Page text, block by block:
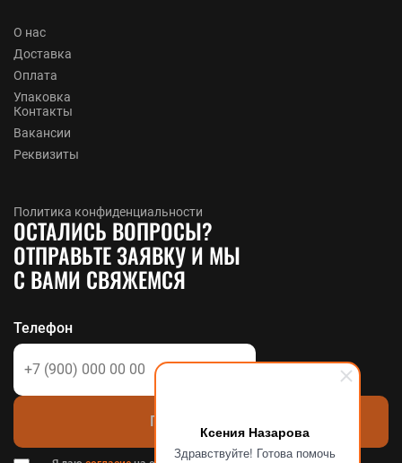
Ксения Назарова
Здравствуйте! Готова помочь
О нас
Доставка
Оплата
Упаковка
Контакты
Вакансии
Реквизиты
Политика конфиденциальности
ОСТАЛИСЬ ВОПРОСЫ?
ОТПРАВЬТЕ ЗАЯВКУ И МЫ
С ВАМИ СВЯЖЕМСЯ
Телефон
Позвоните мне